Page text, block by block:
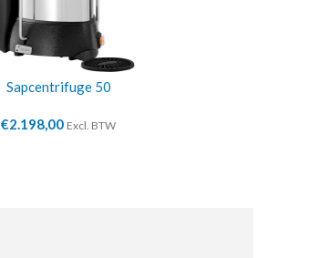
Sapcentrifuge 50
€2.198,00 Excl. BTW